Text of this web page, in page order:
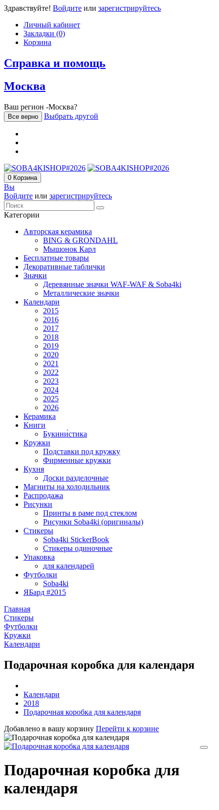
Здравствуйте! Войдите или зарегистрируйтесь
Личный кабинет
Закладки (0)
Корзина
Справка и помощь
Москва
Ваш регион -Москва?
Все верно Выбрать другой
0 Корзина
Вы
Войдите или зарегистрируйтесь
Категории
Авторская керамика
BING & GRONDAHL
Мышонок Карл
Бесплатные товары
Декоративные таблички
Значки
Деревянные значки WAF-WAF & Soba4ki
Металлические значки
Календари
2015
2016
2017
2018
2019
2020
2021
2022
2023
2024
2025
2026
Керамика
Книги
Букини́стика
Кружки
Подставки под кружку
Фирменные кружки
Кухня
Доски разделочные
Магниты на холодильник
Распродажа
Рисунки
Принты в раме под стеклом
Рисунки Soba4ki (оригиналы)
Стикеры
Soba4ki StickerBook
Стикеры одиночные
Упаковка
для календарей
Футболки
Soba4ki
ЯБард #2015
Главная
Стикеры
Футболки
Кружки
Календари
Подарочная коробка для календаря
Календари
2018
Подарочная коробка для календаря
Добавлено в вашу корзину Перейти к корзине
Подарочная коробка для
календаря